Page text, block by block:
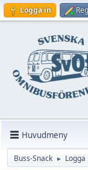
Logga in
Huvudmeny
Buss-Snack ► Logga